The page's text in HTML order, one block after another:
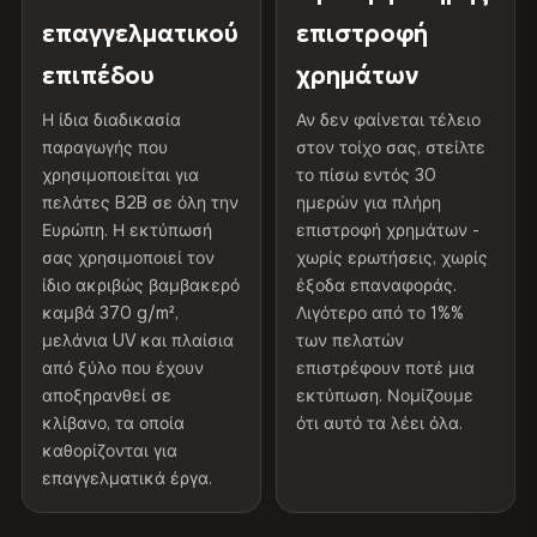
75% βαμβάκι, 25% πολυεστέρας
300 g/m² · Ματ φινίρισμα
100% βαμβάκι
370 g/m² · Premium ματ φινίρισμα
ΑΠΟΣΤΟΛΉ & ΠΡΟΣΑΡΜΟΣΜΈΝΑ ΜΕΓΈΘΗ
Αποστέλλεται σε όλη την ΕΕ. Προσαρμοσμένα μεγέθη
διατίθενται κατόπιν αιτήματος.
Χρώματα που δεν ξεθωριάζουν
Μελάνια ανθεκτικά στην υπεριώδη ακτινοβολία, που
έχουν βαθμολογηθεί για μακροχρόνια διατήρηση του
χρώματος - ακόμη και στο άμεσο ηλιακό φως
Προστατευτική
Βερνίκι ανθεκτικό στην
Εσωτερικού/
εξωτερικού χώρου
Συνιστάται η χρήση σε
εσωτερικούς χώρους
Made In Βουλγαρία, ΕΕ
Κωδικός προϊόντος VH-CP-11443
Διαβάστε την πλήρη πολιτική αποστολής και
επιστροφών
επαγγελματικού
επιπέδου
Η ίδια διαδικασία
παραγωγής που
χρησιμοποιείται για
πελάτες B2B σε όλη την
Ευρώπη. Η εκτύπωσή
σας χρησιμοποιεί τον
ίδιο ακριβώς βαμβακερό
καμβά 370 g/m²,
μελάνια UV και πλαίσια
από ξύλο που έχουν
αποξηρανθεί σε
κλίβανο, τα οποία
καθορίζονται για
επαγγελματικά έργα.
επιστροφή
χρημάτων
Αν δεν φαίνεται τέλειο
στον τοίχο σας, στείλτε
το πίσω εντός 30
ημερών για πλήρη
επιστροφή χρημάτων -
χωρίς ερωτήσεις, χωρίς
έξοδα επαναφοράς.
Λιγότερο από το 1%%
των πελατών
επιστρέφουν ποτέ μια
εκτύπωση. Νομίζουμε
ότι αυτό τα λέει όλα.